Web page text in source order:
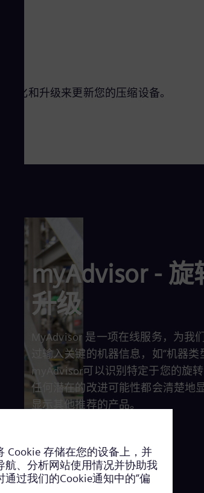
化和升级来更新您的压缩设备。
myAdvisor -
升级
MyAdvisor 是一项在线服务，为
过输入关键的机器信息，如“机器类
myAdvisor可以识别特定于您的旋
任何潜在的改进可能性都会清楚地
显示其他推荐的产品。